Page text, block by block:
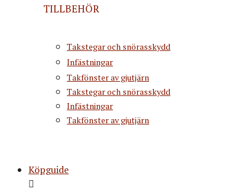
TILLBEHÖR
Takstegar och snörasskydd
Infästningar
Takfönster av gjutjärn
Takstegar och snörasskydd
Infästningar
Takfönster av gjutjärn
Köpguide